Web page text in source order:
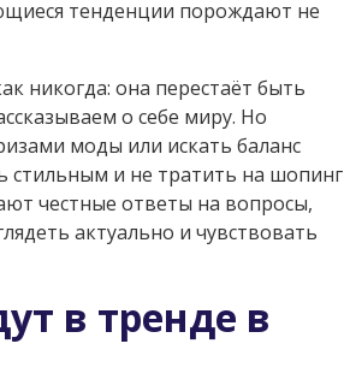
тенденции порождают не
никогда: она перестаёт быть
о себе миру. Но
моды или искать баланс
стильным и не тратить на шопинг
честные ответы на вопросы,
актуально и чувствовать
в тренде в